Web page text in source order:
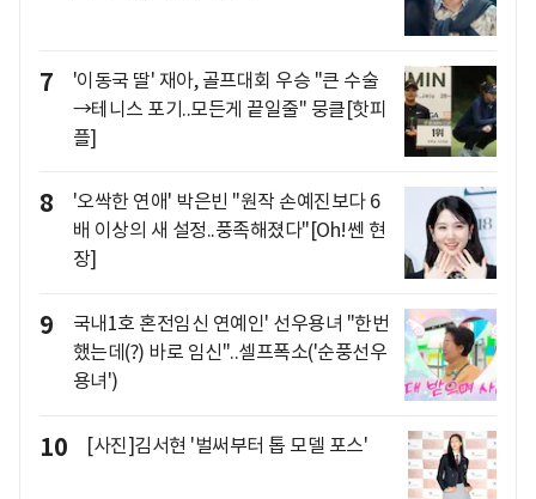
7
'이동국 딸' 재아, 골프대회 우승 "큰 수술
→테니스 포기..모든게 끝일줄" 뭉클[핫피
플]
8
'오싹한 연애' 박은빈 "원작 손예진보다 6
배 이상의 새 설정..풍족해졌다"[Oh!쎈 현
장]
9
국내1호 혼전임신 연예인' 선우용녀 "한번
했는데(?) 바로 임신"..셀프폭소('순풍선우
용녀')
10 [사진]김서현 '벌써부터 톱 모델 포스'